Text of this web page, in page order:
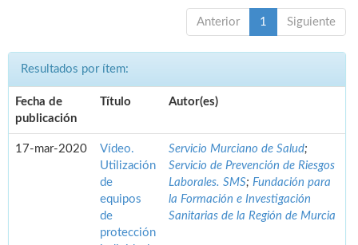
Anterior 1 Siguiente
Resultados por ítem:
Fecha de
publicación
Título Autor(es)
17-mar-2020
Vídeo.
Utilización
de
equipos
de
protección
Servicio Murciano de Salud;
Servicio de Prevención de Riesgos
Laborales. SMS; Fundación para
la Formación e Investigación
Sanitarias de la Región de Murcia